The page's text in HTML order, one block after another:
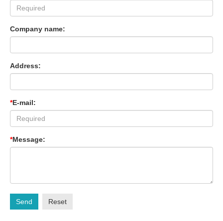
Company name:
Address:
*E-mail:
*Message:
Send Reset